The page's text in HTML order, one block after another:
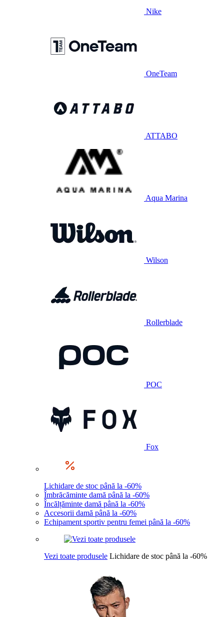
Nike
OneTeam
ATTABO
Aqua Marina
Wilson
Rollerblade
POC
Fox
Lichidare de stoc până la -60%
Îmbrăcăminte damă până la -60%
Încălțăminte damă până la -60%
Accesorii damă până la -60%
Echipament sportiv pentru femei până la -60%
Vezi toate produsele Lichidare de stoc până la -60%